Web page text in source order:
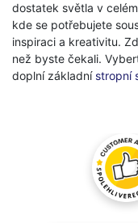
dostatek světla v
kde se potřebujete
inspiraci a kreativitu.
než byste čekali.
doplní základní stropní